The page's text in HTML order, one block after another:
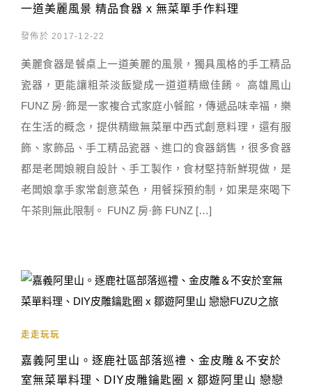
一道美麗風景 精品食器 x 無菜單手作料理
發佈於 2017-12-22
美麗食器是餐桌上一道美麗的風景，獨具風格的手工精品
瓷器，更能讓粗茶淡飯變成一道道精緻佳餚。 高雄鳳山
FUNZ 房·飾是一家複合式家庭小餐館，傳遞品味幸福，樂
在生活的概念，提供精緻無菜單中西式創意料理，還有服
飾、家飾品、手工精品瓷器、進口的食器銷售，很多食器
都是老闆娘親自設計、手工製作，食材堅持新鮮現做，是
老闆娘拿手家常創意菜色，用餐採預約制，如果是來喝下
午茶則無此限制。 FUNZ 房·飾 FUNZ […]
走走玩玩
嘉義阿里山。逐鹿社區部落巡禮、金皮雕＆不安於
室無菜單料理、DIY皮雕鑰匙圈 x 鄒遊阿里山 戀戀